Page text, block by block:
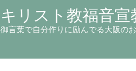
キリスト教福音
御言葉で自分作りに励んでる大阪の